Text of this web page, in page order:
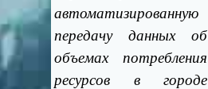
автоматизированную
передачу данных об
объемах потребления
ресурсов в городе